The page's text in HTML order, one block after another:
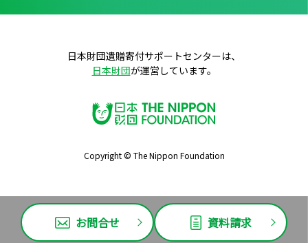
日本財団遺贈寄付サポートセンターは、
日本財団が運営しています。
Copyright © The Nippon Foundation
お問合せ 資料請求